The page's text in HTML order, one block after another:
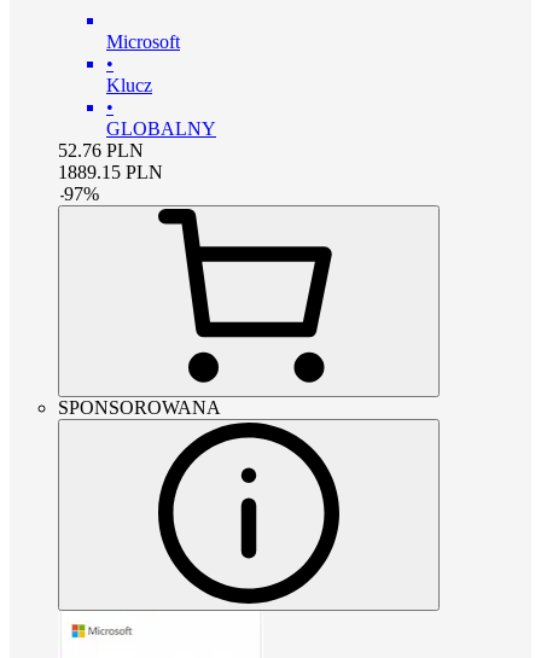
Microsoft
•
Klucz
•
GLOBALNY
52.76 PLN
1889.15 PLN
-97%
SPONSOROWANA